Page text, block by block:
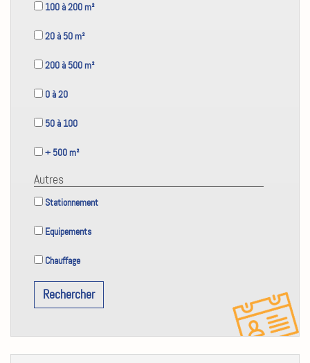
100 à 200 m²
20 à 50 m²
200 à 500 m²
0 à 20
50 à 100
+ 500 m²
Autres
Stationnement
Equipements
Chauffage
Rechercher